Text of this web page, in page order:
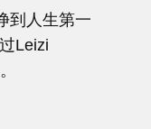
到人生第一
Leizi